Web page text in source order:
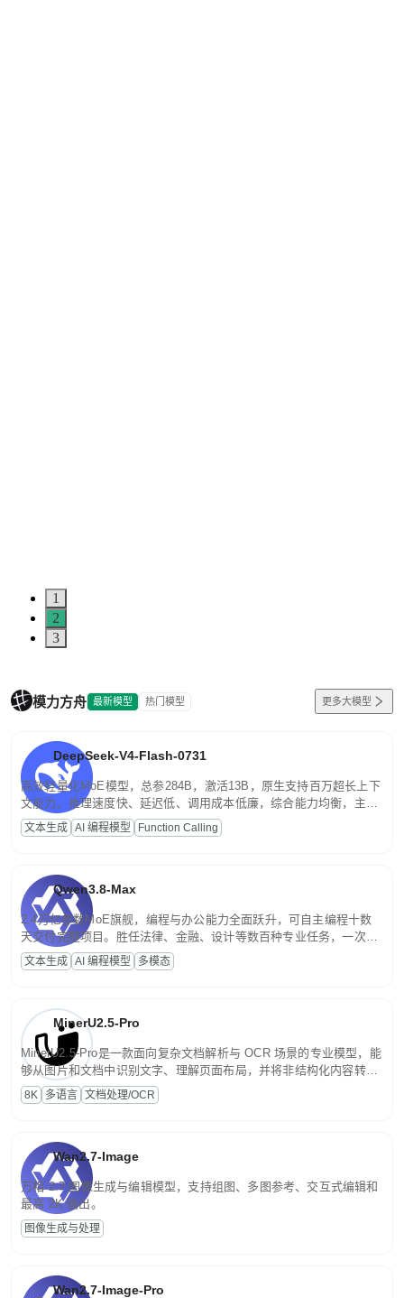
1
2
3
模力方舟 最新模型 热门模型 更多大模型
DeepSeek-V4-Flash-0731
高效轻量化MoE模型，总参284B，激活13B，原生支持百万超长上下
文能力。推理速度快、延迟低、调用成本低廉，综合能力均衡，主打
高并发、轻量化任务，适合日常对话、内容创作、基础 RAG、批量
文案处理等普惠刚需场景。
文本生成 AI 编程模型 Function Calling
Qwen3.8-Max
2.4万亿参数MoE旗舰，编程与办公能力全面跃升，可自主编程十数
天交付完整项目。胜任法律、金融、设计等数百种专业任务，一次对
话端到端交付生产级成果。原生视觉理解贯穿规划、执行与验证全流
程，支持超长文档与长视频的深度语义解析。长程任务中自主规划与
文本生成 AI 编程模型 多模态
MinerU2.5-Pro
MinerU2.5-Pro是一款面向复杂文档解析与 OCR 场景的专业模型，能
够从图片和文档中识别文字、理解页面布局，并将非结构化内容转换
为便于存储、检索和二次处理的结构化结果。
8K 多语言 文档处理/OCR
Wan2.7-Image
万相 2.7 图像生成与编辑模型，支持组图、多图参考、交互式编辑和
最高 2K 输出。
图像生成与处理
Wan2.7-Image-Pro